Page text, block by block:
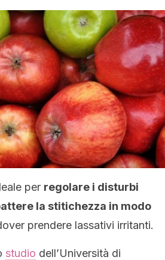
per regolare i disturbi
la stitichezza in modo
prendere lassativi irritanti.
studio dell’Università di